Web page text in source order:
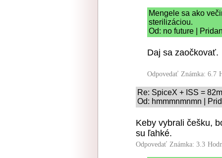
Mengele sa ako
sterilizáciou.
Od: no future |
Daj sa zaočkovať.
Odpovedať Známka: 6.7
Re: SpiceX + ISS =
Od: hmmmnmnmn |
Keby vybrali češku,
su ľahké.
Odpovedať Známka: 3.3